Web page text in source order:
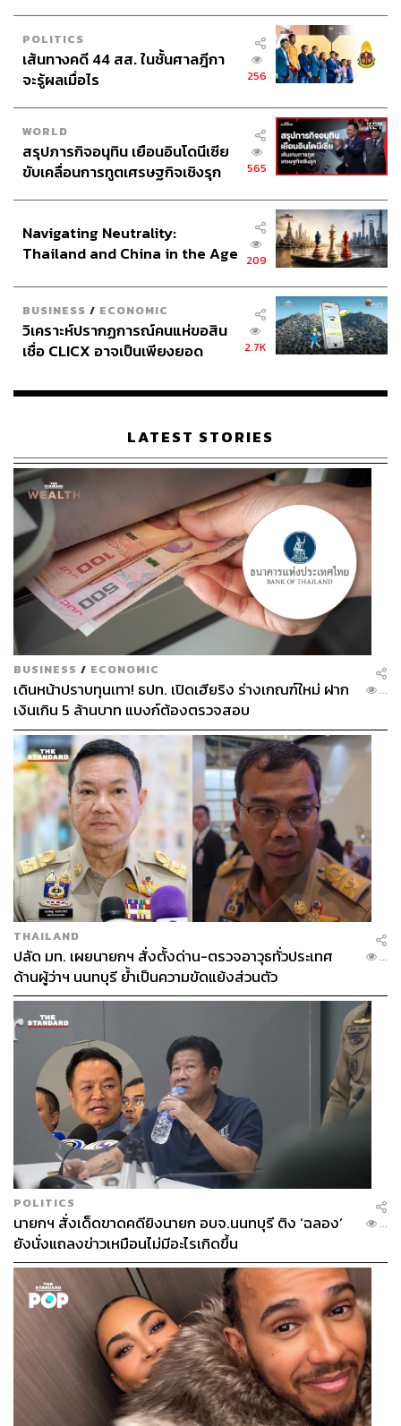
POLITICS
เส้นทางคดี 44 สส. ในชั้นศาลฎีกา
จะรู้ผลเมื่อไร
256
WORLD
สรุปภารกิจอนุทิน เยือนอินโดนีเซีย
ขับเคลื่อนการทูตเศรษฐกิจเชิงรุก
565
Navigating Neutrality:
Thailand and China in the Age
209
BUSINESS / ECONOMIC
วิเคราะห์ปรากฏการณ์คนแห่ขอสิน
เชื่อ CLICX อาจเป็นเพียงยอด
เรือนไทยที่ถูกซุกไว้
2.7K
LATEST STORIES
BUSINESS / ECONOMIC
เดินหน้าปราบทุนเทา! ธปท. เปิดเฮียริง ร่างเกณฑ์ใหม่ ฝาก
เงินเกิน 5 ล้านบาท แบงก์ต้องตรวจสอบ
...
THAILAND
ปลัด มท. เผยนายกฯ สั่งตั้งด่าน-ตรวจอาวุธทั่วประเทศ
ด้านผู้ว่าฯ นนทบุรี ย้ำเป็นความขัดแย้งส่วนตัว
...
POLITICS
นายกฯ สั่งเด็ดขาดคดียิงนายก อบจ.นนทบุรี ติง ‘ฉลอง’
ยังนั่งแถลงข่าวเหมือนไม่มีอะไรเกิดขึ้น
...